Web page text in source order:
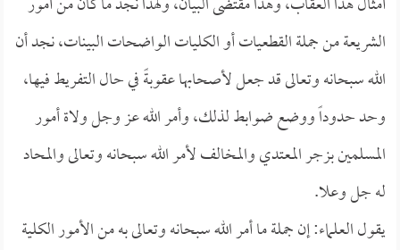
الشريعة من جملة القطعيات أو الكليات الواضحات البينات، نجد أن
الله سبحانه وتعالى قد جعل لأصحابها عقوبةً في حال التفريط فيها،
وحد حدوداً ووضع ضوابط لذلك، وأمر الله عز وجل ولاة أمور
المسلمين بزجر المعتدي والمخالف لأمر الله سبحانه وتعالى والمحاد
له جل وعلا.
يقول العلماء: إن جملة ما أمر الله سبحانه وتعالى به من الأمور الكلية